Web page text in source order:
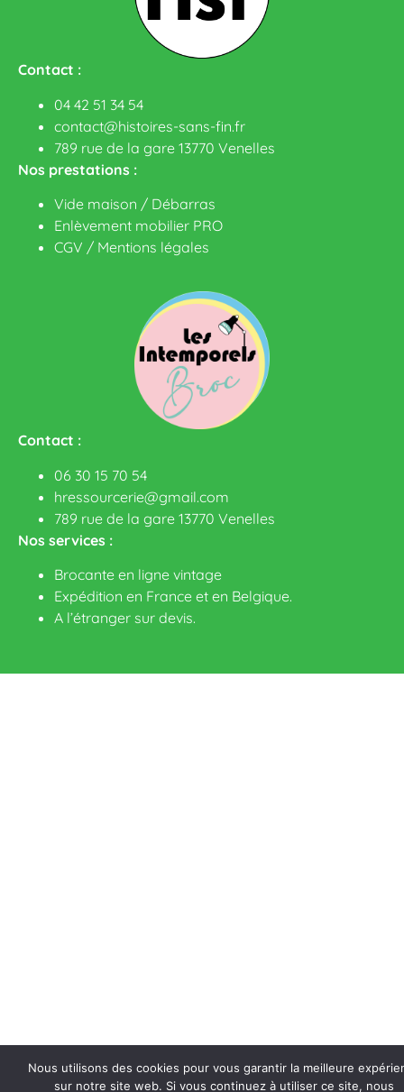
Contact :
04 42 51 34 54
contact@histoires-sans-fin.fr
789 rue de la gare 13770 Venelles
Nos prestations :
Vide maison / Débarras
Enlèvement mobilier PRO
CGV / Mentions légales
Contact :
06 30 15 70 54
hressourcerie@gmail.com
789 rue de la gare 13770 Venelles
Nos services :
Brocante en ligne vintage
Expédition en France et en Belgique.
A l’étranger sur devis.
Nous utilisons des cookies pour vous garantir la meilleure
sur notre site web. Si vous continuez à utiliser ce site, nous